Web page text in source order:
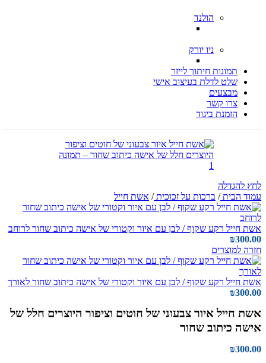
הולנד
ניו יורק
תמונות חיתוך לייזר
שלט לדלת בעיצוב אישי
מבצעים
צרו קשר
הזמנת ביגוד
לחץ להגדלה
עמוד הבית/ ברכות על זכוכית/ אשת חייל
אשת חייל רקע שקוף / לבן עם איור וקטורי של אישה כיתוב שחור לרוחב
₪300.00
חזרה למוצרים
אשת חייל רקע שקוף / לבן עם איור וקטורי של אישה כיתוב שחור לאורך
₪300.00
אשת חייל איור צבעוני של חוטים וציפור היוצרים חלל של
אישה כיתוב שחור
₪300.00